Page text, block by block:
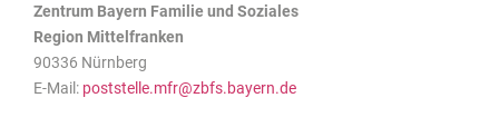
Zentrum Bayern Familie und Soziales
Region Mittelfranken
90336 Nürnberg
E-Mail: poststelle.mfr@zbfs.bayern.de